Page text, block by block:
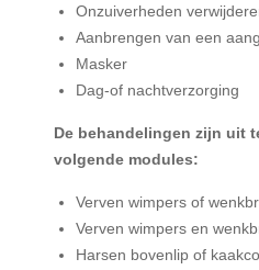
Onzuiverheden
Aanbrengen van een
Masker
Dag-of nachtverzorging
De behandelingen zijn uit
volgende modules:
Verven wimpers of
Verven wimpers en
Harsen bovenlip of